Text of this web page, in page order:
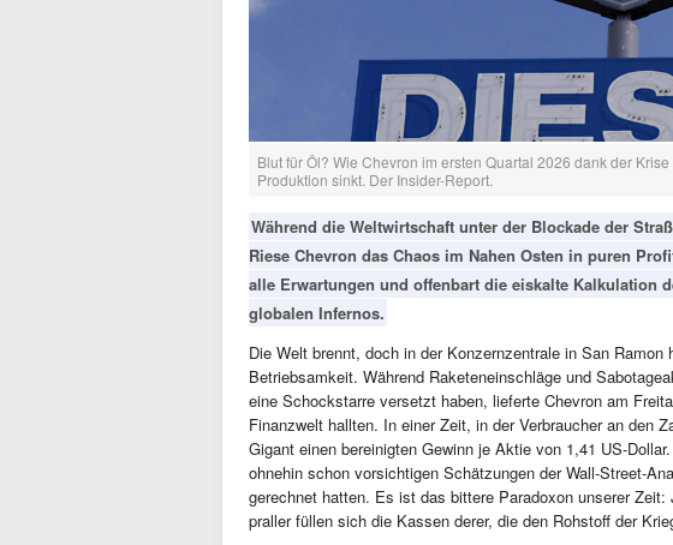
Blut für Öl? Wie Chevron im ersten Quartal 2026 dank der
Produktion sinkt. Der Insider-Report.
Während die Weltwirtschaft unter der Blockade der
Riese Chevron das Chaos im Nahen Osten in puren
alle Erwartungen und offenbart die eiskalte Kalkulation
globalen Infernos.
Die Welt brennt, doch in der Konzernzentrale in San
Betriebsamkeit. Während Raketeneinschläge und
eine Schockstarre versetzt haben, lieferte Chevron am
Finanzwelt hallten. In einer Zeit, in der Verbraucher an den
Gigant einen bereinigten Gewinn je Aktie von 1,41 US-
ohnehin schon vorsichtigen Schätzungen der Wall-Street-
gerechnet hatten. Es ist das bittere Paradoxon unserer
praller füllen sich die Kassen derer, die den Rohstoff der